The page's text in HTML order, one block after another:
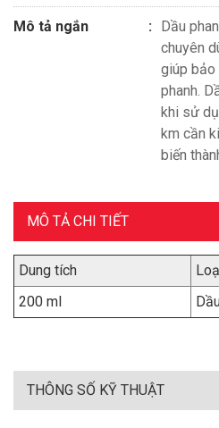
Mô tả ngắn
Dầu
chuyên
giúp bảo
phanh.
khi sử
km cần
biến
MÔ TẢ CHI TIẾT
Dung tích
200 ml
THÔNG SỐ KỸ THUẬT